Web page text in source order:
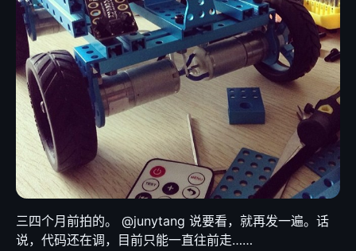
三四个月前拍的。 @junytang 说要看，就再发一遍。话
说，代码还在调，目前只能一直往前走……